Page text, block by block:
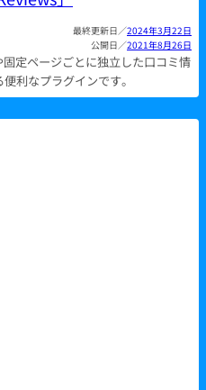
2024年3月22日
2021年8月26日
定ページごとに独立した口コミ情
利なプラグインです。